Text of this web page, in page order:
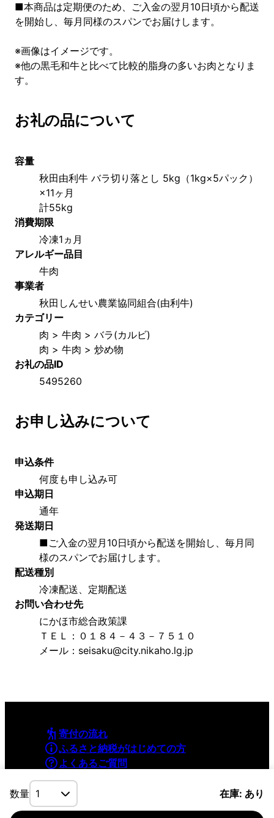
数量 在庫: あり
■本商品は定期便のため、ご入金の翌月10日頃から配送
を開始し、毎月同様のスパンでお届けします。
※画像はイメージです。
※他の黒毛和牛と比べて比較的脂身の多いお肉となりま
す。
お礼の品について
容量
秋田由利牛 バラ切り落とし 5kg（1kg×5パック）
×11ヶ月
計55kg
消費期限
冷凍1ヵ月
アレルギー品目
牛肉
事業者
秋田しんせい農業協同組合(由利牛)
カテゴリー
肉 > 牛肉 > バラ(カルビ)
肉 > 牛肉 > 炒め物
お礼の品ID
5495260
お申し込みについて
申込条件
何度も申し込み可
申込期日
通年
発送期日
■ご入金の翌月10日頃から配送を開始し、毎月同
様のスパンでお届けします。
配送種別
冷凍配送、定期配送
お問い合わせ先
にかほ市総合政策課
ＴＥＬ：０１８４－４３－７５１０
メール：seisaku@city.nikaho.lg.jp
寄付の流れ
ふるさと納税がはじめての方
よくあるご質問
利用規約
プライバシーポリシー